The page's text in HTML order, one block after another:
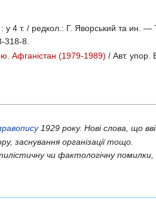
: у4 т. / редкол.: Г. Яворський та ин. —
318-8.
Афганістан (1979-1989) / Авт. упор.
1929 року. Нові слова, що
заснування організації тощо.
чи фактологічну